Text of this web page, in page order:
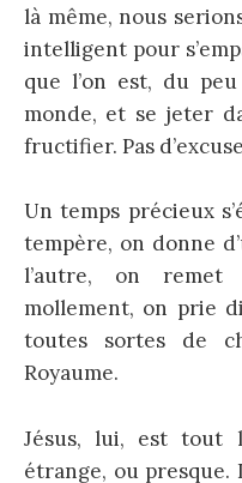
là même, nous
intelligent pour
que l’on est, du
monde, et se jeter
fructifier. Pas
Un temps précieux
tempère, on donne
l’autre, on remet
mollement, on prie
toutes sortes de
Royaume.
Jésus, lui, est tout
étrange, ou presque.